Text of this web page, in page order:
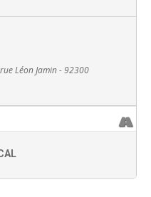
Léon Jamin - 92300